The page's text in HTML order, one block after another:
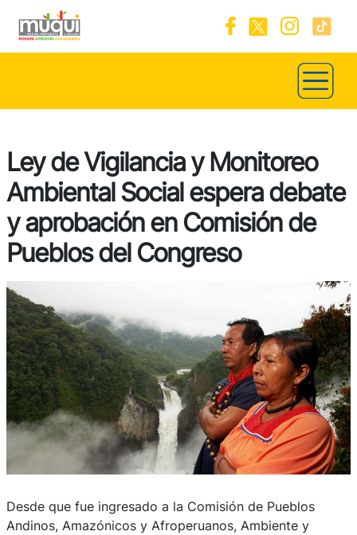
Ley de Vigilancia y Monitoreo
Ambiental Social espera debate
y aprobación en Comisión de
Pueblos del Congreso
Desde que fue ingresado a la Comisión de Pueblos
Andinos, Amazónicos y Afroperuanos, Ambiente y